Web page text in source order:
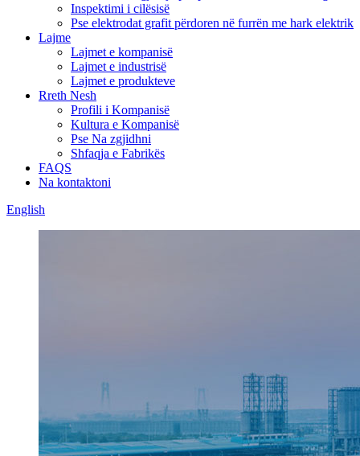
Inspektimi i cilësisë
Pse elektrodat grafit përdoren në furrën me hark elektrik
Lajme
Lajmet e kompanisë
Lajmet e industrisë
Lajmet e produkteve
Rreth Nesh
Profili i Kompanisë
Kultura e Kompanisë
Pse Na zgjidhni
Shfaqja e Fabrikës
FAQS
Na kontaktoni
English